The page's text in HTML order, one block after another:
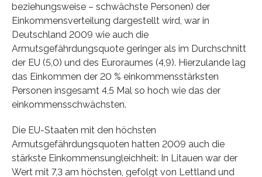
beziehungsweise – schwächste Personen) der
Einkommensverteilung dargestellt wird, war in
Deutschland 2009 wie auch die
Armutsgefährdungsquote geringer als im Durchschnitt
der EU (5,0) und des Euroraumes (4,9). Hierzulande lag
das Einkommen der 20 % einkommensstärksten
Personen insgesamt 4,5 Mal so hoch wie das der
einkommensschwächsten.
Die EU-Staaten mit den höchsten
Armutsgefährdungsquoten hatten 2009 auch die
stärkste Einkommensungleichheit: In Litauen war der
Wert mit 7,3 am höchsten, gefolgt von Lettland und